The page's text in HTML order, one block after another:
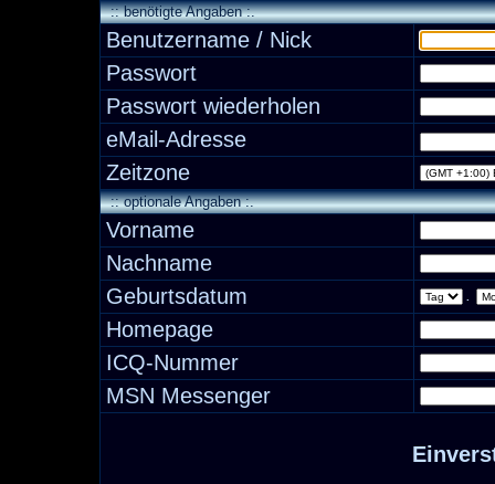
:: benötigte Angaben :.
Benutzername / Nick
Passwort
Passwort wiederholen
eMail-Adresse
Zeitzone
:: optionale Angaben :.
Vorname
Nachname
Geburtsdatum
Homepage
ICQ-Nummer
MSN Messenger